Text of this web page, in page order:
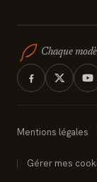
Chaque
Mentions légales
Gérer mes